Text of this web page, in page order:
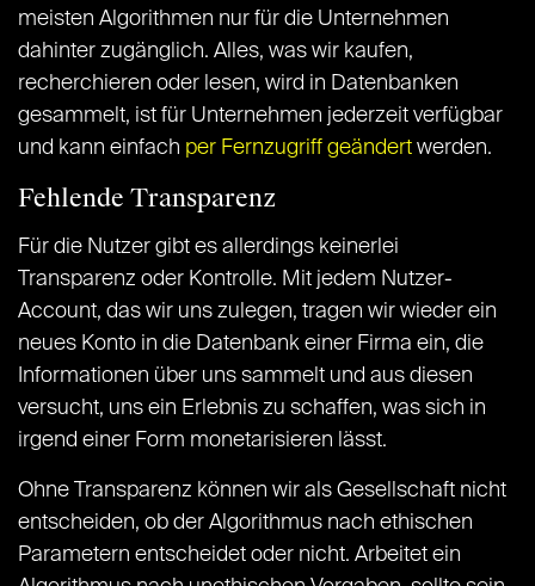
meisten Algorithmen nur für die Unternehmen
dahinter zugänglich. Alles, was wir kaufen,
recherchieren oder lesen, wird in Datenbanken
gesammelt, ist für Unternehmen jederzeit verfügbar
und kann einfach per Fernzugriff geändert werden.
Fehlende Transparenz
Für die Nutzer gibt es allerdings keinerlei
Transparenz oder Kontrolle. Mit jedem Nutzer-
Account, das wir uns zulegen, tragen wir wieder ein
neues Konto in die Datenbank einer Firma ein, die
Informationen über uns sammelt und aus diesen
versucht, uns ein Erlebnis zu schaffen, was sich in
irgend einer Form monetarisieren lässt.
Ohne Transparenz können wir als Gesellschaft nicht
entscheiden, ob der Algorithmus nach ethischen
Parametern entscheidet oder nicht. Arbeitet ein